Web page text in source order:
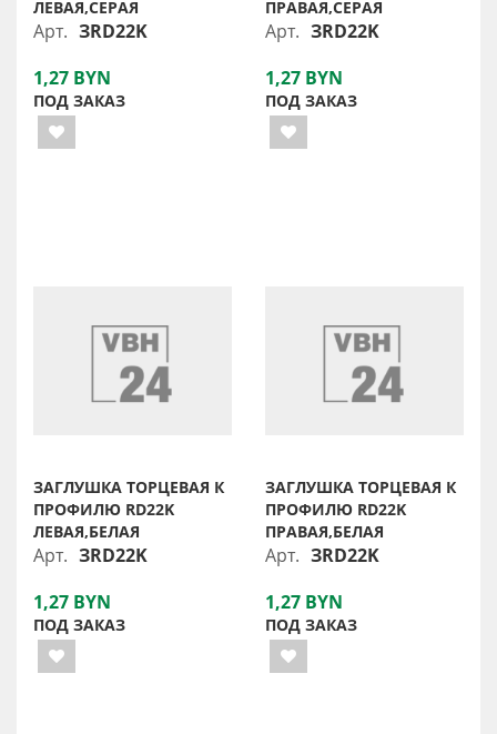
ЛЕВАЯ,СЕРАЯ
Арт. ЗRD22K
1,27 BYN
ПОД ЗАКАЗ
ПРАВАЯ,СЕРАЯ
Арт. ЗRD22K
1,27 BYN
ПОД ЗАКАЗ
ЗАГЛУШКА ТОРЦЕВАЯ К
ПРОФИЛЮ RD22K
ЛЕВАЯ,БЕЛАЯ
Арт. ЗRD22K
1,27 BYN
ПОД ЗАКАЗ
ЗАГЛУШКА ТОРЦЕВАЯ К
ПРОФИЛЮ RD22K
ПРАВАЯ,БЕЛАЯ
Арт. ЗRD22K
1,27 BYN
ПОД ЗАКАЗ